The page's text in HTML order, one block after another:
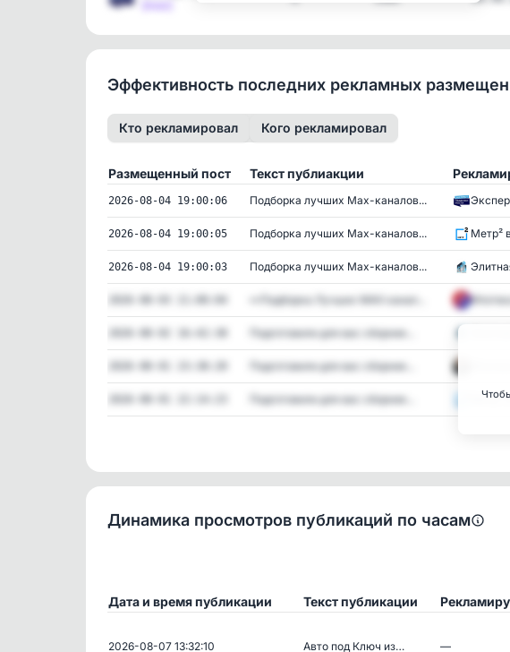
Эффективность последних рекламных
Кто рекламировал Кого рекламировал
Размещенный пост Текст публиакции
2026-08-04 19:00:06 Подборка лучших Max-каналов...
2026-08-04 19:00:05 Подборка лучших Max-каналов... Метр²
2026-08-04 19:00:03 Подборка лучших Max-каналов...
👀Подборка Лучших MAX канал...
Подготовили для вас сборник...
Подготовили для вас сборник...
Подготовили для вас сборник...
Динамика просмотров публикаций по часам
Дата и время публикации Текст публикации
2026-08-07 13:32:10 Авто под Ключ из… —